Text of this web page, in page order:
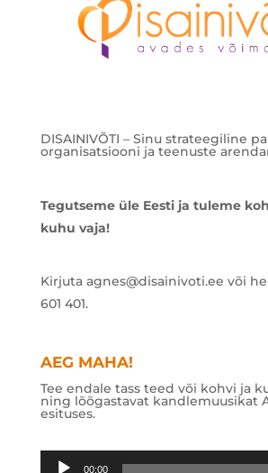
DISAINIVÕTI – Sinu strateegiline
organisatsiooni ja teenuste
Tegutseme üle Eesti ja tuleme
kuhu vaja!
Kirjuta agnes@disainivoti.ee või
601 401.
AEG MAHA!
Tee endale tass teed või kohvi ja
ning lõõgastavat kandlemuusikat
esituses.
Audioesitaja
00:00